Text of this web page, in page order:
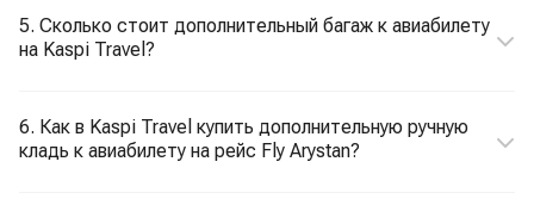
5. Сколько стоит дополнительный багаж к авиабилету
на Kaspi Travel?
6. Как в Kaspi Travel купить дополнительную ручную
кладь к авиабилету на рейс Fly Arystan?